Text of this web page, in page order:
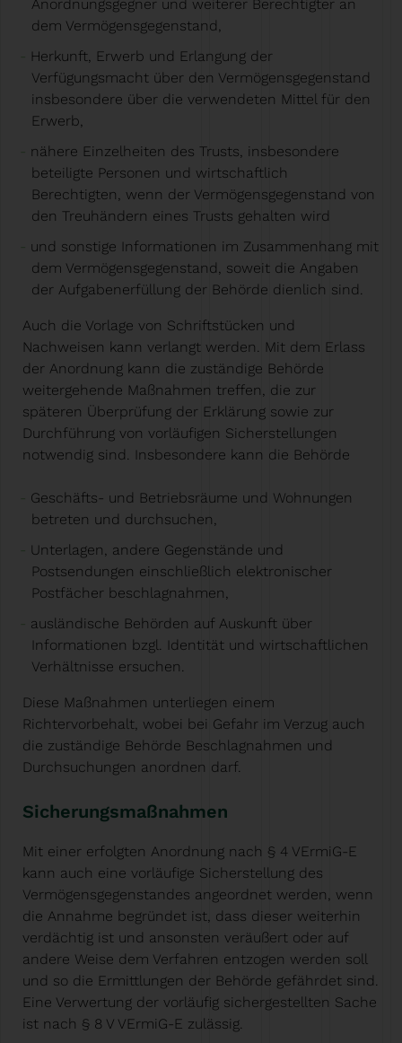
Anordnungsgegner und weiterer Berechtigter an
dem Vermögensgegenstand,
Herkunft, Erwerb und Erlangung der
Verfügungsmacht über den Vermögensgegenstand
insbesondere über die verwendeten Mittel für den
Erwerb,
nähere Einzelheiten des Trusts, insbesondere
beteiligte Personen und wirtschaftlich
Berechtigten, wenn der Vermögensgegenstand von
den Treuhändern eines Trusts gehalten wird
und sonstige Informationen im Zusammenhang mit
dem Vermögensgegenstand, soweit die Angaben
der Aufgabenerfüllung der Behörde dienlich sind.
Auch die Vorlage von Schriftstücken und
Nachweisen kann verlangt werden. Mit dem Erlass
der Anordnung kann die zuständige Behörde
weitergehende Maßnahmen treffen, die zur
späteren Überprüfung der Erklärung sowie zur
Durchführung von vorläufigen Sicherstellungen
notwendig sind. Insbesondere kann die Behörde
Geschäfts- und Betriebsräume und Wohnungen
betreten und durchsuchen,
Unterlagen, andere Gegenstände und
Postsendungen einschließlich elektronischer
Postfächer beschlagnahmen,
ausländische Behörden auf Auskunft über
Informationen bzgl. Identität und wirtschaftlichen
Verhältnisse ersuchen.
Diese Maßnahmen unterliegen einem
Richtervorbehalt, wobei bei Gefahr im Verzug auch
die zuständige Behörde Beschlagnahmen und
Durchsuchungen anordnen darf.
Sicherungsmaßnahmen
Mit einer erfolgten Anordnung nach § 4 VErmiG-E
kann auch eine vorläufige Sicherstellung des
Vermögensgegenstandes angeordnet werden, wenn
die Annahme begründet ist, dass dieser weiterhin
verdächtig ist und ansonsten veräußert oder auf
andere Weise dem Verfahren entzogen werden soll
und so die Ermittlungen der Behörde gefährdet sind.
Eine Verwertung der vorläufig sichergestellten Sache
ist nach § 8 V VErmiG-E zulässig.